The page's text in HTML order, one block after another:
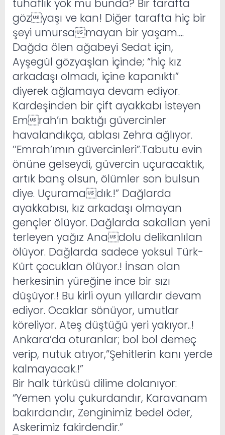
tuhaflık yok mu bunda? Bir tarafta
gözyaşı ve kan! Diğer tarafta hiç bir
şeyi umursamayan bir yaşam….
Dağda ölen ağabeyi Sedat için,
Ayşegül gözyaşlan içinde; “hiç kız
arkadaşı olmadı, içine kapanıktı”
diyerek ağlamaya devam ediyor.
Kardeşinden bir çift ayakkabı isteyen
Emrah’ın baktığı güvercinler
havalandıkça, ablası Zehra ağlıyor.
’’Emrah’ımın güvercinleri”.Tabutu evin
önüne gelseydi, güvercin uçuracaktık,
artık banş olsun, ölümler son bulsun
diye. Uçuramadık.!” Dağlarda
ayakkabısı, kız arkadaşı olmayan
gençler ölüyor. Dağlarda sakallan yeni
terleyen yağız Anadolu delikanlılan
ölüyor. Dağlarda sadece yoksul Türk-
Kürt çocuklan ölüyor.! İnsan olan
herkesinin yüreğine ince bir sızı
düşüyor.! Bu kirli oyun yıllardır devam
ediyor. Ocaklar sönüyor, umutlar
köreliyor. Ateş düştüğü yeri yakıyor..!
Ankara’da oturanlar; bol bol demeç
verip, nutuk atıyor,”Şehitlerin kanı yerde
kalmayacak.!”
Bir halk türküsü dilime dolanıyor:
“Yemen yolu çukurdandır, Karavanam
bakırdandır, Zenginimiz bedel öder,
Askerimiz fakirdendir.”